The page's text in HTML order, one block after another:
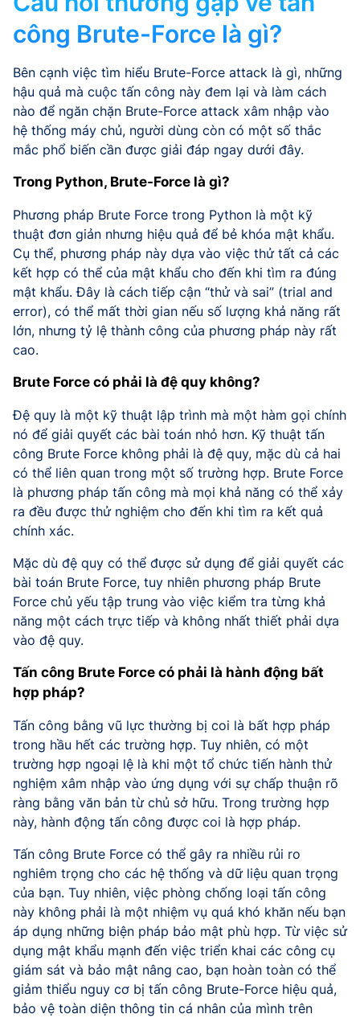
công Brute-Force là gì?
Bên cạnh việc tìm hiểu Brute-Force attack là gì, những
hậu quả mà cuộc tấn công này đem lại và làm cách
nào để ngăn chặn Brute-Force attack xâm nhập vào
hệ thống máy chủ, người dùng còn có một số thắc
mắc phổ biến cần được giải đáp ngay dưới đây.
Trong Python, Brute-Force là gì?
Phương pháp Brute Force trong Python là một kỹ
thuật đơn giản nhưng hiệu quả để bẻ khóa mật khẩu.
Cụ thể, phương pháp này dựa vào việc thử tất cả các
kết hợp có thể của mật khẩu cho đến khi tìm ra đúng
mật khẩu. Đây là cách tiếp cận “thử và sai” (trial and
error), có thể mất thời gian nếu số lượng khả năng rất
lớn, nhưng tỷ lệ thành công của phương pháp này rất
cao.
Brute Force có phải là đệ quy không?
Đệ quy là một kỹ thuật lập trình mà một hàm gọi chính
nó để giải quyết các bài toán nhỏ hơn. Kỹ thuật tấn
công Brute Force không phải là đệ quy, mặc dù cả hai
có thể liên quan trong một số trường hợp. Brute Force
là phương pháp tấn công mà mọi khả năng có thể xảy
ra đều được thử nghiệm cho đến khi tìm ra kết quả
chính xác.
Mặc dù đệ quy có thể được sử dụng để giải quyết các
bài toán Brute Force, tuy nhiên phương pháp Brute
Force chủ yếu tập trung vào việc kiểm tra từng khả
năng một cách trực tiếp và không nhất thiết phải dựa
vào đệ quy.
Tấn công Brute Force có phải là hành động bất
hợp pháp?
Tấn công bằng vũ lực thường bị coi là bất hợp pháp
trong hầu hết các trường hợp. Tuy nhiên, có một
trường hợp ngoại lệ là khi một tổ chức tiến hành thử
nghiệm xâm nhập vào ứng dụng với sự chấp thuận rõ
ràng bằng văn bản từ chủ sở hữu. Trong trường hợp
này, hành động tấn công được coi là hợp pháp.
Tấn công Brute Force có thể gây ra nhiều rủi ro
nghiêm trọng cho các hệ thống và dữ liệu quan trọng
của bạn. Tuy nhiên, việc phòng chống loại tấn công
này không phải là một nhiệm vụ quá khó khăn nếu bạn
áp dụng những biện pháp bảo mật phù hợp. Từ việc sử
dụng mật khẩu mạnh đến việc triển khai các công cụ
giám sát và bảo mật nâng cao, bạn hoàn toàn có thể
giảm thiểu nguy cơ bị tấn công Brute-Force hiệu quả,
bảo vệ toàn diện thông tin cá nhân của mình trên